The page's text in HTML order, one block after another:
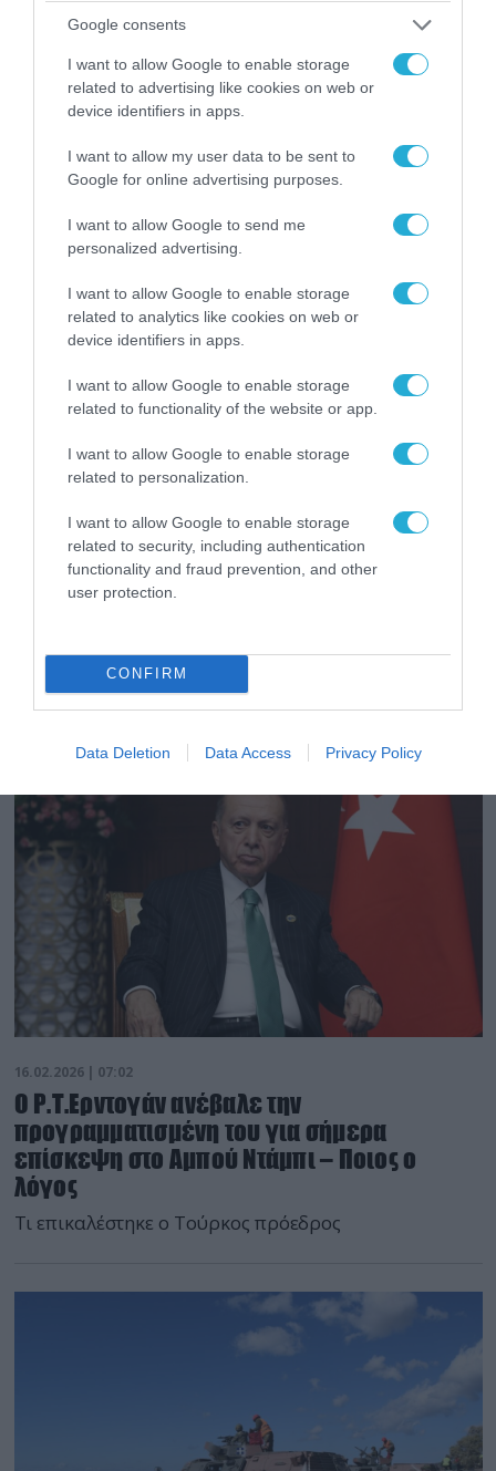
Google consents
I want to allow Google to enable storage
related to advertising like cookies on web or
device identifiers in apps.
I want to allow my user data to be sent to
Google for online advertising purposes.
I want to allow Google to send me
personalized advertising.
I want to allow Google to enable storage
related to analytics like cookies on web or
device identifiers in apps.
I want to allow Google to enable storage
related to functionality of the website or app.
I want to allow Google to enable storage
related to personalization.
I want to allow Google to enable storage
related to security, including authentication
functionality and fraud prevention, and other
user protection.
CONFIRM
Data Deletion Data Access Privacy Policy
Η σύγκρουση Τουρκίας-Ισραήλ για τον
έλεγχο στο Κέρας της Αφρικής ξεκινά:
Η ανακήρυξη της ανεξαρτησίας της Σομαλιλάνδης
κλιμακώνει την αντιπαράθεση μεταξύ Άγκυρας και
Τελ Αβίβ
16.02.2026 | 07:02
ναυπήγηση πολεμικών πλοίων με τις ΗΠΑ
Αποφυγή σχολιασμού από το Στέιτ Ντιπάρτμεντ
16.02.2026 | 07:02
Ο Ρ.Τ.Ερντογάν ανέβαλε την
προγραμματισμένη του για σήμερα
επίσκεψη στο Αμπού Ντάμπι – Ποιος ο
λόγος
Τι επικαλέστηκε ο Τούρκος πρόεδρος